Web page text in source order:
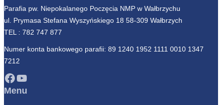
Parafia pw. Niepokalanego Poczęcia NMP w Wałbrzychu
ul. Prymasa Stefana Wyszyńskiego 18 58-309 Wałbrzych
TEL : 782 747 877
Numer konta bankowego parafii: 89 1240 1952 1111 0010 1347
7212
Facebook YouTube
Menu